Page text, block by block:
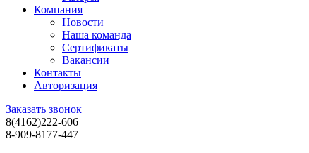
Компания
Новости
Наша команда
Сертификаты
Вакансии
Контакты
Авторизация
Заказать звонок
8(4162)222-606
8-909-8177-447